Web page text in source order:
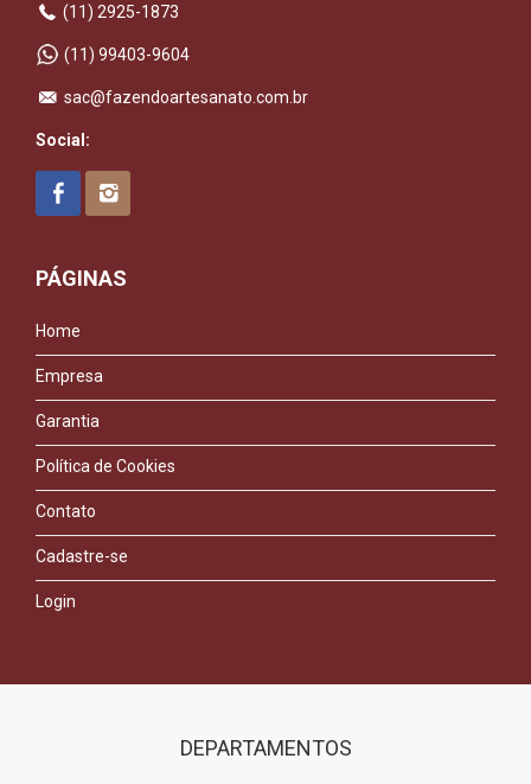
(11) 2925-1873
(11) 99403-9604
sac@fazendoartesanato.com.br
Social:
PÁGINAS
Home
Empresa
Garantia
Política de Cookies
Contato
Cadastre-se
Login
DEPARTAMENTOS